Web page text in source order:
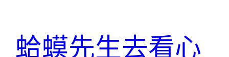
蛤蟆先生去看心